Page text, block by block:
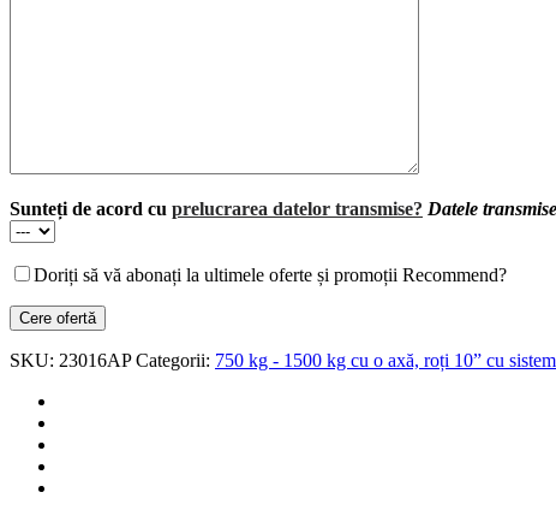
Sunteți de acord cu prelucrarea datelor transmise? Datele
Doriți să vă abonați la ultimele oferte și promoții Recommend?
SKU: 23016AP Categorii: 750 kg - 1500 kg cu o axă, roți 10” cu